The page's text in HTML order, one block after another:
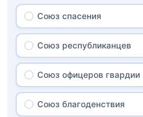
Союз спасения
Союз республиканцев
Союз офицеров гвардии
Союз благоденствия